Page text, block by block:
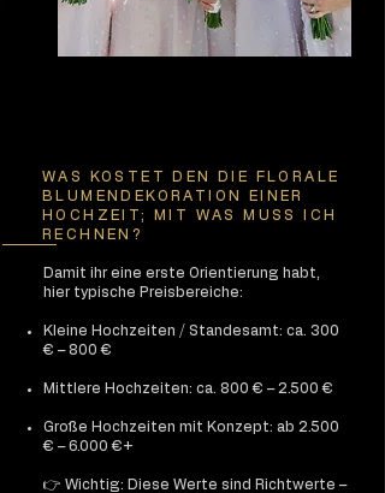
WAS KOSTET DEN DIE FLORALE
BLUMENDEKORATION EINER
HOCHZEIT; MIT WAS MUSS ICH
RECHNEN?
Damit ihr eine erste Orientierung habt,
hier typische Preisbereiche:
Kleine Hochzeiten / Standesamt: ca. 300
€ – 800 €
Mittlere Hochzeiten: ca. 800 € – 2.500 €
Große Hochzeiten mit Konzept: ab 2.500
€ – 6.000 €+
👉 Wichtig: Diese Werte sind Richtwerte –